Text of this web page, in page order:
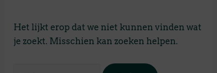
Het lijkt erop dat we niet kunnen vinden wat
je zoekt. Misschien kan zoeken helpen.